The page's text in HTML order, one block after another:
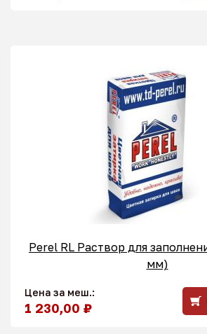
Perel RL Раствор для
мм)
Цена за меш.:
1 230,00 ₽